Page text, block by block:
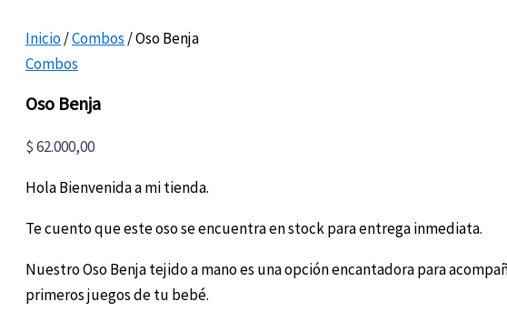
Inicio/Combos / Oso Benja
Combos
Oso Benja
$62.000,00
Hola Bienvenida a mi tienda.
Te cuento que este oso se encuentra en stock para entrega inmediata.
Nuestro Oso Benja tejido a mano es una opción encantadora para
primeros juegos de tu bebé.